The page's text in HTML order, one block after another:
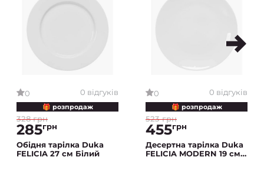
0 0 відгуків
🎁 розпродаж
328 грн
285грн
Обідня тарілка Duka
FELICIA 27 см Білий
0 0 відгуків
🎁 розпродаж
523 грн
455грн
Десертна тарілка Duka
FELICIA MODERN 19 см